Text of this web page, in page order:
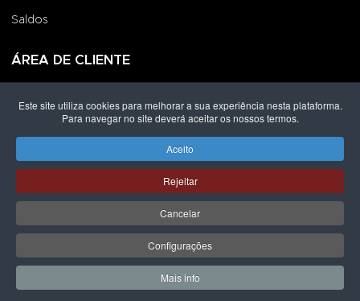
Saldos
ÁREA DE CLIENTE
Criar uma Conta
Direitos de autor © 2026 Grupo Lpoint® Footwear & Co.. Todos os
direitos reservados.
ICON-
MBWAY
ICON-
VISA-
SOLO
ICON-
MASTERCARD-
Este site utiliza cookies para melhorar a sua experiência nesta plataforma.
Para navegar no site deverá aceitar os nossos termos.
Aceito
Rejeitar
Cancelar
Configurações
Mais info